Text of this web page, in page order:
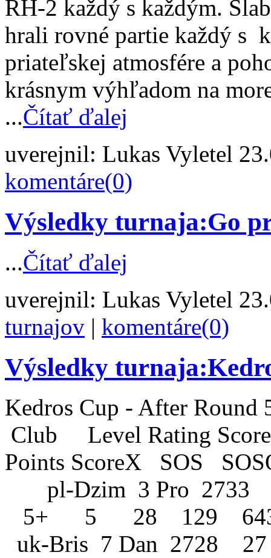
RH-2 každý s každým.
hrali rovné partie každý s
priateľskej atmosfére a
krásnym výhľadom na
...Čítať ďalej
uverejnil: Lukas Vyletel
komentáre(0)
Výsledky turnaja:Go
...Čítať ďalej
uverejnil: Lukas Vyletel
turnajov | komentáre(0)
Výsledky
Kedros Cup -
Club Level
Points ScoreX SOS
pl-Dzim 3 Pro
5+ 5 28 129
uk-Bris 7 Dan 2728